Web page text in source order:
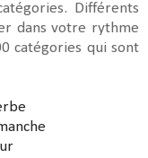
Différents
dans votre rythme
catégories qui sont